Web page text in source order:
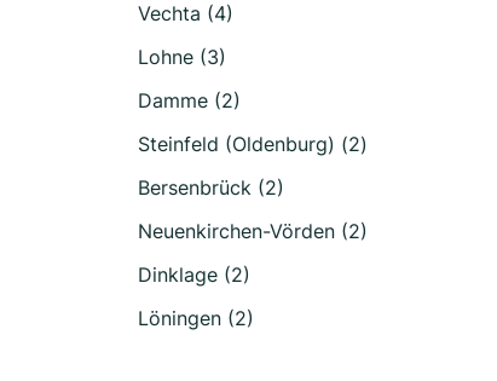
Vechta (4)
Lohne (3)
Damme (2)
Steinfeld (Oldenburg) (2)
Bersenbrück (2)
Neuenkirchen-Vörden (2)
Dinklage (2)
Löningen (2)